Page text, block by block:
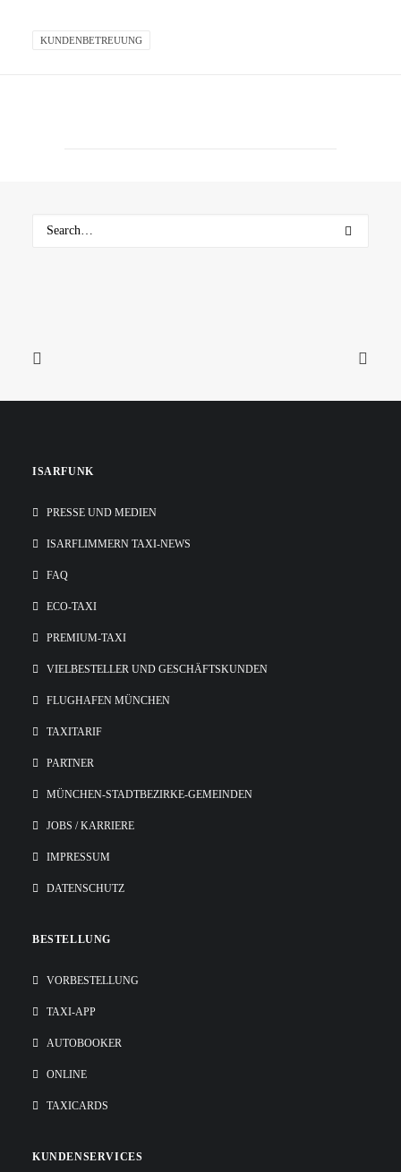
KUNDENBETREUUNG
ISARFUNK
PRESSE UND MEDIEN
ISARFLIMMERN TAXI-NEWS
FAQ
ECO-TAXI
PREMIUM-TAXI
VIELBESTELLER UND GESCHÄFTSKUNDEN
FLUGHAFEN MÜNCHEN
TAXITARIF
PARTNER
MÜNCHEN-STADTBEZIRKE-GEMEINDEN
JOBS / KARRIERE
IMPRESSUM
DATENSCHUTZ
BESTELLUNG
VORBESTELLUNG
TAXI-APP
AUTOBOOKER
ONLINE
TAXICARDS
KUNDENSERVICES